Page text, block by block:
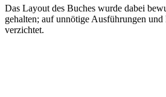
Das Layout des Buches wurde dabei
gehalten; auf unnötige Ausführungen
verzichtet.